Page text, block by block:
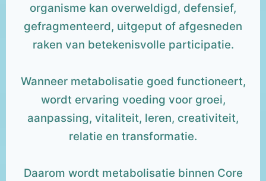
organisme kan overweldigd, defensief,
gefragmenteerd, uitgeput of afgesneden
raken van betekenisvolle participatie.
Wanneer metabolisatie goed functioneert,
wordt ervaring voeding voor groei,
aanpassing, vitaliteit, leren, creativiteit,
relatie en transformatie.
Daarom wordt metabolisatie binnen Core